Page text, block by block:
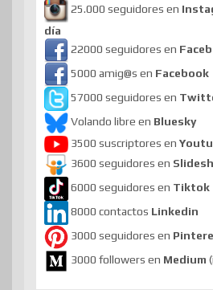
25.000 seguidores en
día
22000 seguidores en
5000 amig@s en Facebook
57000 seguidores en
Volando libre en Bluesky
3500 suscriptores en
3600 seguidores en
6000 seguidores en Tiktok
8000 contactos Linkedin
3000 seguidores en
3000 followers en Medium